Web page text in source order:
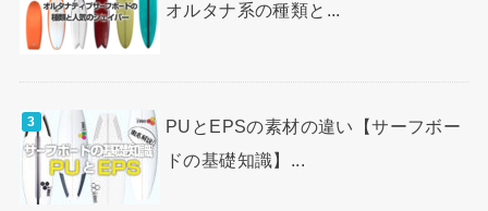
オルタナ系の種類と...
PUとEPSの素材の違い【サーフボー
ドの基礎知識】...